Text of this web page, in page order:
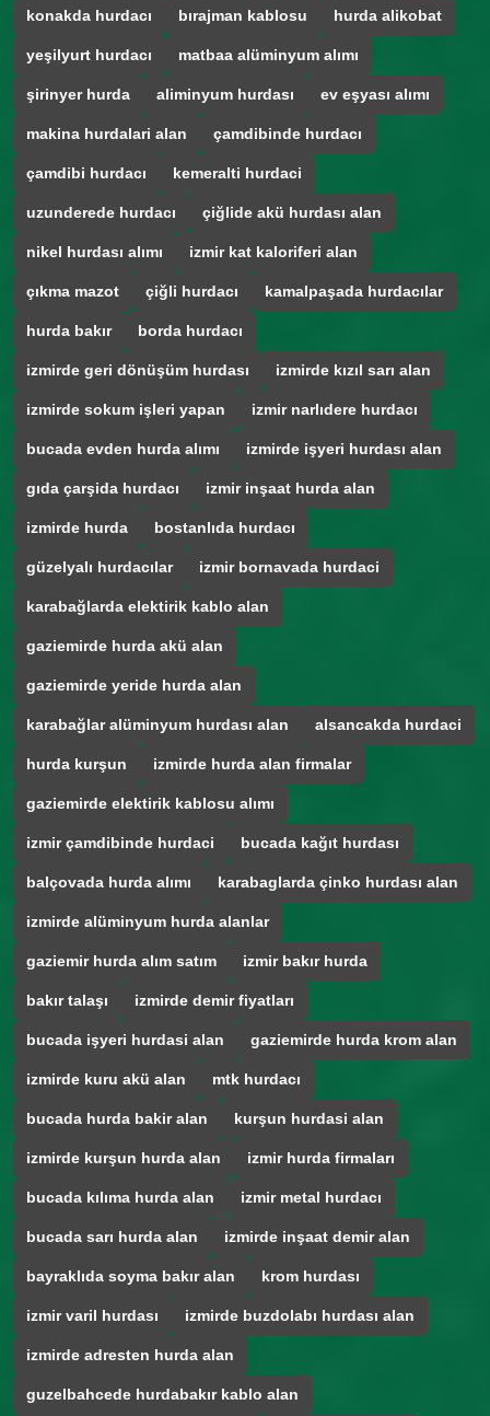
konakda hurdacı bırajman kablosu hurda alikobat
yeşilyurt hurdacı matbaa alüminyum alımı
şirinyer hurda aliminyum hurdası ev eşyası alımı
makina hurdalari alan çamdibinde hurdacı
çamdibi hurdacı kemeralti hurdaci
uzunderede hurdacı çiğlide akü hurdası alan
nikel hurdası alımı izmir kat kaloriferi alan
çıkma mazot çiğli hurdacı kamalpaşada hurdacılar
hurda bakır borda hurdacı
izmirde geri dönüşüm hurdası izmirde kızıl sarı alan
izmirde sokum işleri yapan izmir narlıdere hurdacı
bucada evden hurda alımı izmirde işyeri hurdası alan
gıda çarşida hurdacı izmir inşaat hurda alan
izmirde hurda bostanlıda hurdacı
güzelyalı hurdacılar izmir bornavada hurdaci
karabağlarda elektirik kablo alan
gaziemirde hurda akü alan
gaziemirde yeride hurda alan
karabağlar alüminyum hurdası alan alsancakda hurdaci
hurda kurşun izmirde hurda alan firmalar
gaziemirde elektirik kablosu alımı
izmir çamdibinde hurdaci bucada kağıt hurdası
balçovada hurda alımı karabaglarda çinko hurdası alan
izmirde alüminyum hurda alanlar
gaziemir hurda alım satım izmir bakır hurda
bakır talaşı izmirde demir fiyatları
bucada işyeri hurdasi alan gaziemirde hurda krom alan
izmirde kuru akü alan mtk hurdacı
bucada hurda bakir alan kurşun hurdasi alan
izmirde kurşun hurda alan izmir hurda firmaları
bucada kılıma hurda alan izmir metal hurdacı
bucada sarı hurda alan izmirde inşaat demir alan
bayraklıda soyma bakır alan krom hurdası
izmir varil hurdası izmirde buzdolabı hurdası alan
izmirde adresten hurda alan
guzelbahcede hurdabakır kablo alan